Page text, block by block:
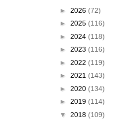
► 2026 (72)
► 2025 (116)
► 2024 (118)
► 2023 (116)
► 2022 (119)
► 2021 (143)
► 2020 (134)
► 2019 (114)
▼ 2018 (109)